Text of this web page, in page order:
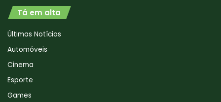
Tá em alta
Últimas Notícias
Automóveis
Cinema
Esporte
Games